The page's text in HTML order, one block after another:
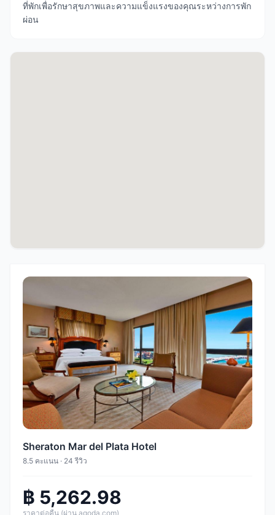
ที่พักเพื่อรักษาสุขภาพและความแข็งแรงของคุณระหว่างการพัก
ผ่อน
Sheraton Mar del Plata Hotel
8.5 คะแนน · 24 รีวิว
฿ 5,262.98
ราคาต่อคืน (ผ่าน agoda.com)